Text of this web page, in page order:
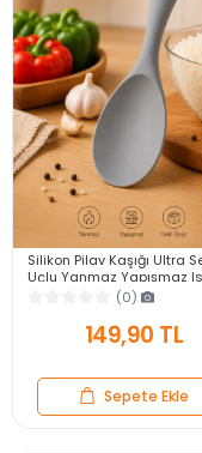
Silikon Pilav Kaşığı Ultra
Uçlu Yanmaz Yapışmaz
Dayanıklı Gri Servis Yemek
(0)
149,90 TL
Sepete Ekle